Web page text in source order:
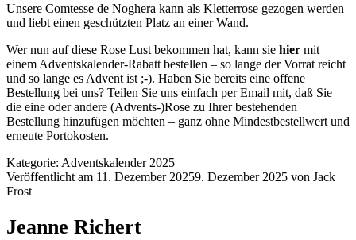
Unsere Comtesse de Noghera kann als Kletterrose gezogen werden
und liebt einen geschützten Platz an einer Wand.
Wer nun auf diese Rose Lust bekommen hat, kann sie hier mit
einem Adventskalender-Rabatt bestellen – so lange der Vorrat reicht
und so lange es Advent ist ;-). Haben Sie bereits eine offene
Bestellung bei uns? Teilen Sie uns einfach per Email mit, daß Sie
die eine oder andere (Advents-)Rose zu Ihrer bestehenden
Bestellung hinzufügen möchten – ganz ohne Mindestbestellwert und
erneute Portokosten.
Kategorie: Adventskalender 2025
Veröffentlicht am 11. Dezember 20259. Dezember 2025 von Jack
Frost
Jeanne Richert